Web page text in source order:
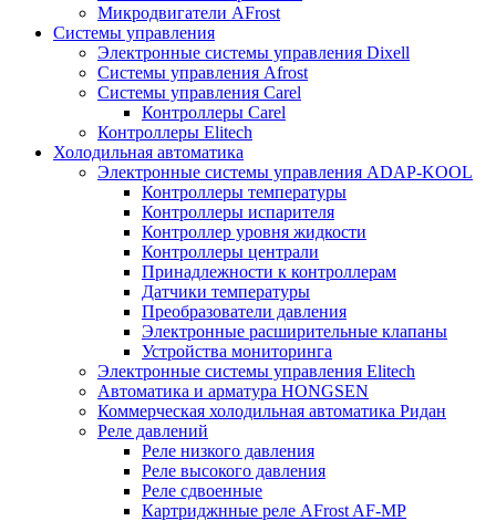
Микродвигатели AFrost
Системы управления
Электронные системы управления Dixell
Системы управления Afrost
Системы управления Carel
Контроллеры Carel
Контроллеры Elitech
Холодильная автоматика
Электронные системы управления ADAP-KOOL
Контроллеры температуры
Контроллеры испарителя
Контроллер уровня жидкости
Контроллеры централи
Принадлежности к контроллерам
Датчики температуры
Преобразователи давления
Электронные расширительные клапаны
Устройства мониторинга
Электронные системы управления Elitech
Автоматика и арматура HONGSEN
Коммерческая холодильная автоматика Ридан
Реле давлений
Реле низкого давления
Реле высокого давления
Реле сдвоенные
Картриджнные реле AFrost AF-MP